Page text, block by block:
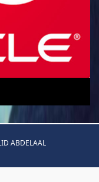
ABDELAAL